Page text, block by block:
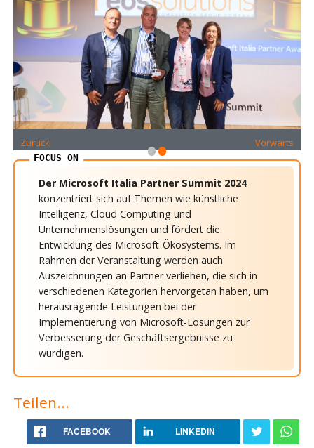
Zurück •• Vorwärts
Der Microsoft Italia Partner Summit 2024
konzentriert sich auf Themen wie künstliche
Intelligenz, Cloud Computing und
Unternehmenslösungen und fördert die
Entwicklung des Microsoft-Ökosystems. Im
Rahmen der Veranstaltung werden auch
Auszeichnungen an Partner verliehen, die sich in
verschiedenen Kategorien hervorgetan haben, um
herausragende Leistungen bei der
Implementierung von Microsoft-Lösungen zur
Verbesserung der Geschäftsergebnisse zu
würdigen.
Teilen...
FACEBOOK LINKEDIN